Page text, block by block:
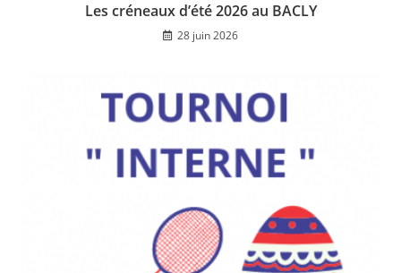
Les créneaux d’été 2026 au BACLY
28 juin 2026